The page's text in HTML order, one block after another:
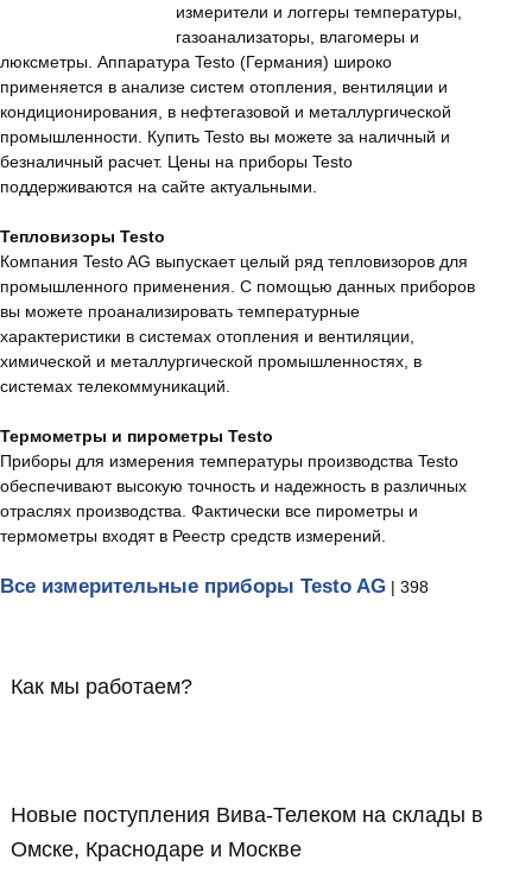
измерители и логгеры температуры,
газоанализаторы, влагомеры и
люксметры. Аппаратура Testo (Германия) широко
применяется в анализе систем отопления, вентиляции и
кондиционирования, в нефтегазовой и металлургической
промышленности. Купить Testo вы можете за наличный и
безналичный расчет. Цены на приборы Testo
поддерживаются на сайте актуальными.
Тепловизоры Testo
Компания Testo AG выпускает целый ряд тепловизоров для
промышленного применения. С помощью данных приборов
вы можете проанализировать температурные
характеристики в системах отопления и вентиляции,
химической и металлургической промышленностях, в
системах телекоммуникаций.
Термометры и пирометры Testo
Приборы для измерения температуры производства Testo
обеспечивают высокую точность и надежность в различных
отраслях производства. Фактически все пирометры и
термометры входят в Реестр средств измерений.
Все измерительные приборы Testo AG | 398
Как мы работаем?
Новые поступления Вива-Телеком на склады в
Омске, Краснодаре и Москве